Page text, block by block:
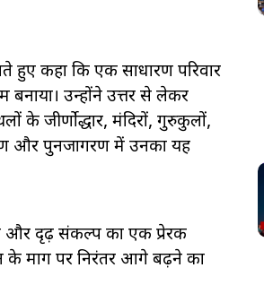
हुए कहा कि एक साधारण परिवार
उन्होंने उत्तर से लेकर
के जीर्णोद्धार, मंदिरों, गुरुकुलों,
और पुनर्जागरण में उनका यह
और दृढ़ संकल्प का एक प्रेरक
मार्ग पर निरंतर आगे बढ़ने का